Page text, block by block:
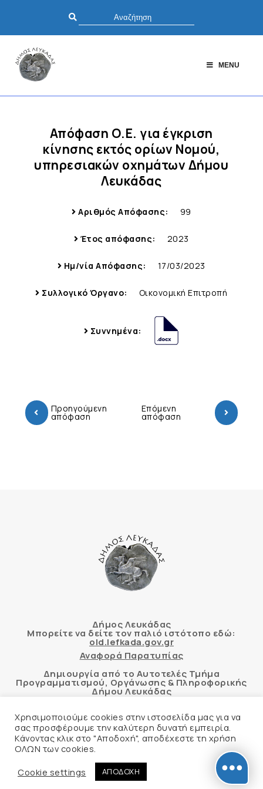
MENU
Απόφαση Ο.Ε. για έγκριση
κίνησης εκτός ορίων Νομού,
υπηρεσιακών οχημάτων Δήμου
Λευκάδας
Αριθμός Απόφασης: 99
Έτος απόφασης: 2023
Ημ/νία Απόφασης: 17/03/2023
Συλλογικό Όργανο: Οικονομική Επιτροπή
Συννημένα:
Προηγούμενη
απόφαση
Επόμενη
απόφαση
Δήμος Λευκάδας
Μπορείτε να δείτε τον παλιό ιστότοπο εδώ:
old.lefkada.gov.gr
Αναφορά Παρατυπίας
Δημιουργία από το Αυτοτελές Τμήμα
Προγραμματισμού, Οργάνωσης & Πληροφορικής
Δήμου Λευκάδας
Αυτόματος έλεγχος προσβασιμότητας
δικτυακού τόπου με βάση το πρότυπο WCAG 2.1
Δήλωση Προσβασιμότητας
Χρησιμοποιούμε cookies στην ιστοσελίδα μας για να
σας προσφέρουμε την καλύτερη δυνατή εμπειρία.
Κάνοντας κλικ στο "Αποδοχή", αποδέχεστε τη χρήση
ΟΛΩΝ των cookies.
Cookie settings
ΑΠΟΔΟΧΗ